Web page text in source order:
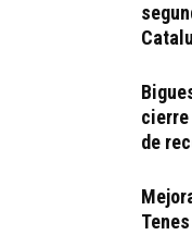
de